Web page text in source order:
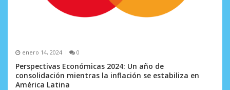
a
s
enero 14, 2024 0
Perspectivas Económicas 2024: Un año de
consolidación mientras la inflación se estabiliza en
América Latina